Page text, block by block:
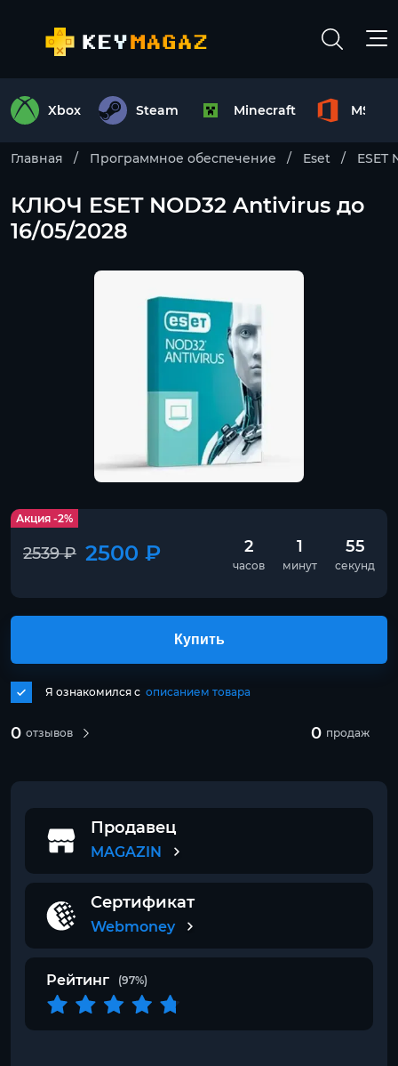
Xbox Steam Minecraft MS
Главная Программное обеспечение Eset ESET
КЛЮЧ ESET NOD32 Antivirus до
16/05/2028
Акция -2%
2539 ₽ 2500 ₽ 2
часов
1
минут
54
секунд
0 отзывов 0 продаж
Я ознакомился с описанием товара
Купить
Продавец
MAGAZIN
Сертификат
Webmoney
Рейтинг (97%)